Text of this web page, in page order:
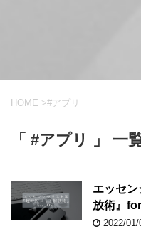
HOME >#アプリ
「 #アプリ 」 一
エッセ
放術』
2022/01/